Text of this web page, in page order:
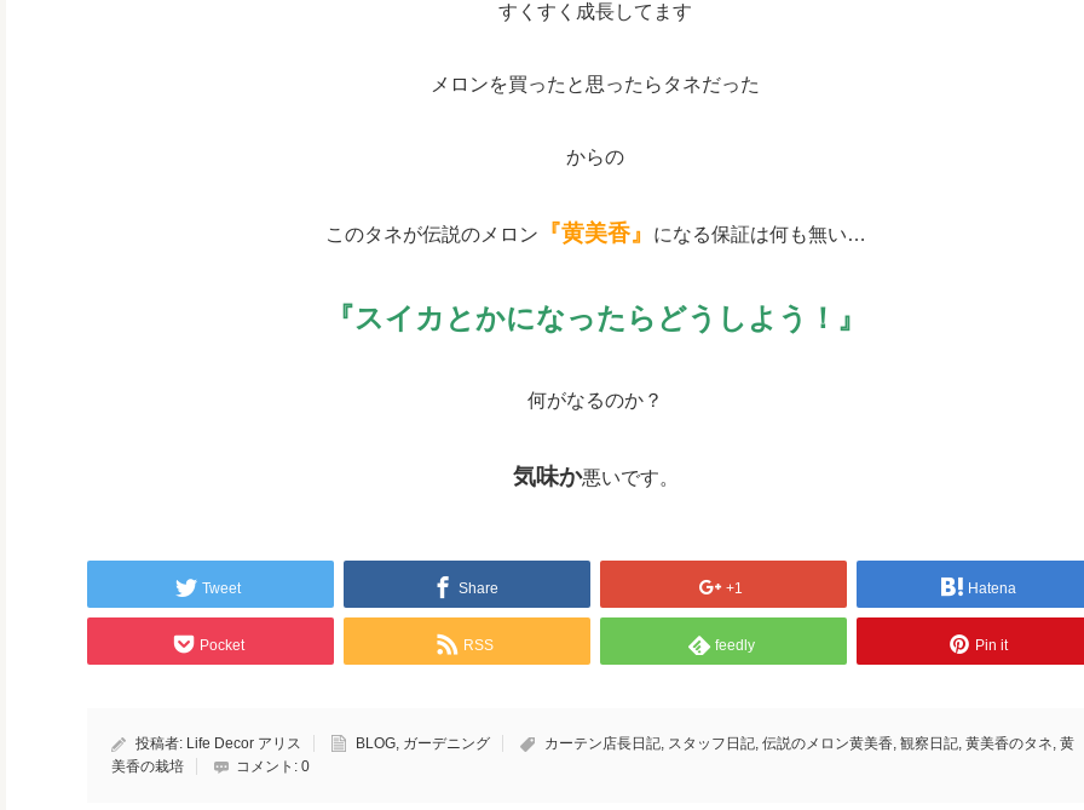
すくすく成長してます
メロンを買ったと思ったらタネだった
からの
このタネが伝説のメロン 『黄美香』 になる保証は何も無い…
『スイカとかになったらどうしよう！』
何がなるのか ？
気味か悪いです。
Tweet Share +1 Hatena
Pocket RSS feedly Pin it
投稿者: Life Decor アリス BLOG, ガーデニング カーテン店長日記, スタッフ日記, 伝説のメロン黄美香, 観察日記, 黄美香のタネ, 黄
美香の栽培
コメント: 0